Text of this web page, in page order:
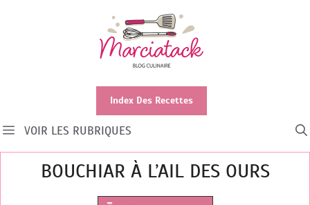
Index Des Recettes
VOIR LES RUBRIQUES
BOUCHIAR À L’AIL DES OURS